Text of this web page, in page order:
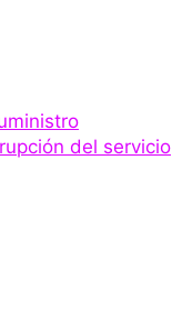
del servicio